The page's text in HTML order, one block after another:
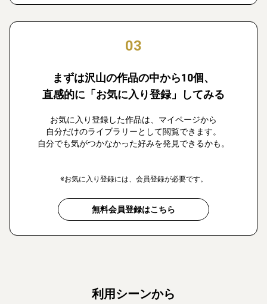
03
まずは沢山の作品の中から10個、
直感的に「お気に入り登録」してみる
お気に入り登録した作品は、マイページから
自分だけのライブラリーとして閲覧できます。
自分でも気がつかなかった好みを発見できるかも。
※お気に入り登録には、会員登録が必要です。
無料会員登録はこちら
利用シーンから